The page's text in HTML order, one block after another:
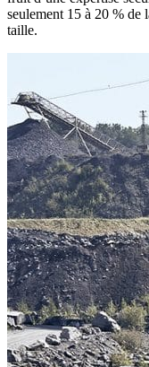
seulement 15 à 20 % de
taille.